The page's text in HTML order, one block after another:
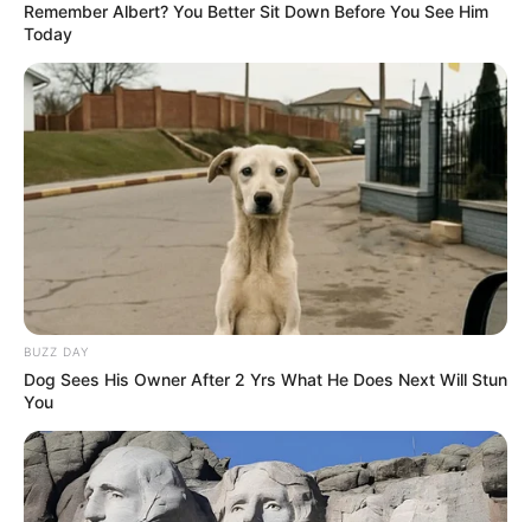
Remember Albert? You Better Sit Down Before You See Him
Today
BUZZ DAY
Dog Sees His Owner After 2 Yrs What He Does Next Will Stun
You